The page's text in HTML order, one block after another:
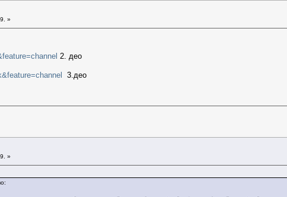
»
2. део
3.део
»